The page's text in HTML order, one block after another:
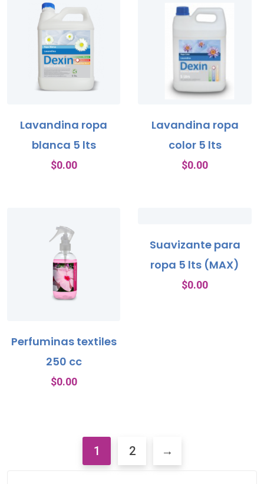
Lavandina ropa
blanca 5 lts
$0.00
Lavandina ropa
color 5 lts
$0.00
Perfuminas textiles
250 cc
$0.00
Suavizante para
ropa 5 lts (MAX)
$0.00
1 2 →